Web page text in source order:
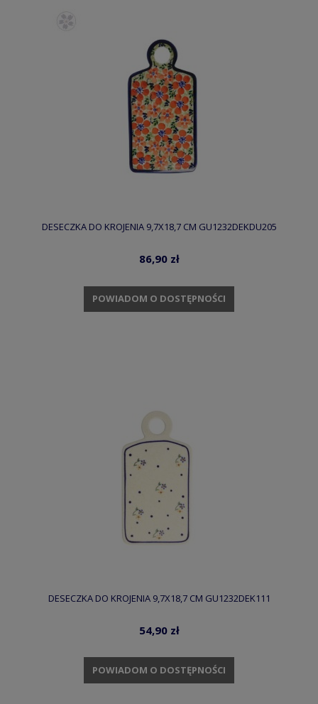
DESECZKA DO KROJENIA 9,7X18,7 CM GU1232DEKDU205
86,90 zł
POWIADOM O DOSTĘPNOŚCI
DESECZKA DO KROJENIA 9,7X18,7 CM GU1232DEK111
54,90 zł
POWIADOM O DOSTĘPNOŚCI